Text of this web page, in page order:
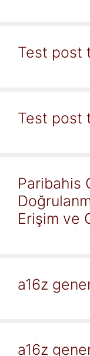
Test post
Test post
Paribahis
Erişim ve
a16z
a16z